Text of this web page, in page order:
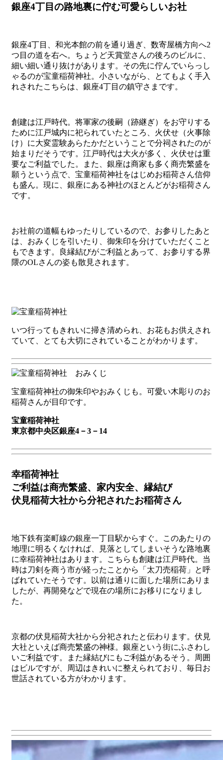
銀座4丁目の路地裏に佇む可愛らしいお社
銀座4丁目、和光本館の前を通り過ぎ、数寄屋橋方向へ2
つ目の道を右へ。ちょうど天賞堂さんの後ろのビルに、
細い細い通り抜けがあります。その先に佇んでいらっし
ゃるのが宝童稲荷神社。小さいながら、とてもよく手入
れされたこちらは、銀座4丁目の鎮守さまです。
創建は江戸時代。将軍家の後嗣（跡継ぎ）をお守りする
ために江戸城内に祀られていたところ、火伏せ（火事除
け）に大変霊験あらたかだということで分祠されたのが
始まりだそうです。江戸時代は大火が多く、火伏せは重
要なご利益でした。また、銀座は商家も多く商売繁盛を
願うという点で、宝童稲荷神社をはじめお稲荷さん信仰
も盛ん。現に、銀座にある神社のほとんどがお稲荷さん
です。
お社前の道幅もゆったりしているので、お参りしたあと
は、おみくじを引いたり、御朱印を分けていただくこと
もできます。良縁結びがご利益とあって、お参りする界
隈のOLさんの姿も散見されます。
いつ行ってもきれいに掃き清められ、お花もお供えされ
ていて、とても大切にされていることがわかります。
宝童稲荷神社の御朱印やおみくじも。可愛い木彫りのお
稲荷さんが目印です。
宝童稲荷神社
東京都中央区銀座4－3－14
幸稲荷神社
ご利益は商売繁盛、家内安全、縁結び
伏見稲荷大社から分祀されたお稲荷さん
地下鉄有楽町線の銀座一丁目駅からすぐ。このあたりの
地理に明るくなければ、見落としてしまいそうな路地裏
に幸稲荷神社はあります。こちらも創建は江戸時代。当
時は刀剣を商う市が経ったことから「太刀売稲荷」と呼
ばれていたそうです。以前は通りに面した場所にありま
したが、再開発などで現在の場所にお移りになりまし
た。
京都の伏見稲荷大社から分祀されたと伝わります。伏見
大社といえば商売繁盛の神様。銀座という街にふさわし
いご利益です。また縁結びにもご利益があるそう。周囲
はビルですが、周辺はきれいに整えられており、毎日お
世話されている方がわかります。